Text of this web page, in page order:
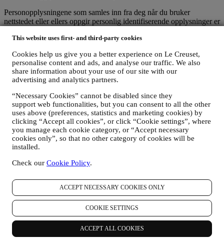
This website uses first- and third-party cookies
Cookies help us give you a better experience on Le Creuset,
personalise content and ads, and analyse our traffic. We also
share information about your use of our site with our
advertising and analytics partners.
“Necessary Cookies” cannot be disabled since they
support web functionalities, but you can consent to all the other
uses above (preferences, statistics and marketing cookies) by
clicking “Accept all cookies”, or click “Cookie settings”, where
you manage each cookie category, or “Accept necessary
cookies only”, so that no other category of cookies will be
installed.
Check our Cookie Policy.
ACCEPT NECESSARY COOKIES ONLY
COOKIE SETTINGS
ACCEPT ALL COOKIES
Personopplysningene som samles inn fra deg når du bruker
nettstedet eller ellers oppgir personlig identifiserende opplysninger er
H) nedenfor.
Den dataansvarlige for de e-handelstjenester som tilbys gjennom
nettstedet er Le Creuset Scandinavia, Taastrup Hovedgade 12, 2630
Taastrup, Danmark.
Hvis du bestemmer deg for å motta markedsføring fra oss, vil du bli
en del av Le Creuset-konsernets forbrukerdatabase som forvaltes,
som felles dataansvarlig, av Le Creuset Creuset Scandinavia og Le
Creuset Group AG, med registrert kontor i Neuhofstrasse 4, Baar,
Zugo, 6340 Sveits (deres utnevnte representant i EU er Le Creuset
SL, NUF B62153630, med kontorer i Paseo de Gracia 9 2º, 08007
Barcelona, Spania), som basert på en avtale om felles
behandlingsansvar, som hovedsakelig innebærer at (a) Le Creuset
personlig kundeopplevelse; (b) lokale Le Creuset-enheter drar nytte
markedsføringskommunikasjoner og -initiativ på lokalt nivå
(innenfor et spesifikt land); (c) begge de felles behandlingsansvarlige
er pålagt å håndtere forespørsler om den registrertes rettigheter.
3. Hvorfor samler vi inn disse opplysningene?
Vi vil kunne behandle dine data for følgende formål:
FOR VÅRE JURIDISKE FORPLIKTELSER